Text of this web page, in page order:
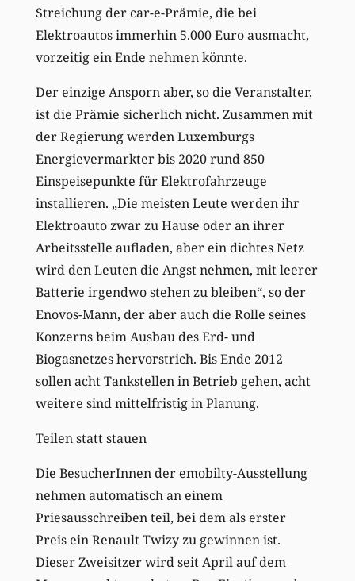
Streichung der car-e-Prämie, die bei
Elektroautos immerhin 5.000 Euro ausmacht,
vorzeitig ein Ende nehmen könnte.
Der einzige Ansporn aber, so die Veranstalter,
ist die Prämie sicherlich nicht. Zusammen mit
der Regierung werden Luxemburgs
Energievermarkter bis 2020 rund 850
Einspeisepunkte für Elektrofahrzeuge
installieren. „Die meisten Leute werden ihr
Elektroauto zwar zu Hause oder an ihrer
Arbeitsstelle aufladen, aber ein dichtes Netz
wird den Leuten die Angst nehmen, mit leerer
Batterie irgendwo stehen zu bleiben“, so der
Enovos-Mann, der aber auch die Rolle seines
Konzerns beim Ausbau des Erd- und
Biogasnetzes hervorstrich. Bis Ende 2012
sollen acht Tankstellen in Betrieb gehen, acht
weitere sind mittelfristig in Planung.
Teilen statt stauen
Die BesucherInnen der emobilty-Ausstellung
nehmen automatisch an einem
Priesausschreiben teil, bei dem als erster
Preis ein Renault Twizy zu gewinnen ist.
Dieser Zweisitzer wird seit April auf dem